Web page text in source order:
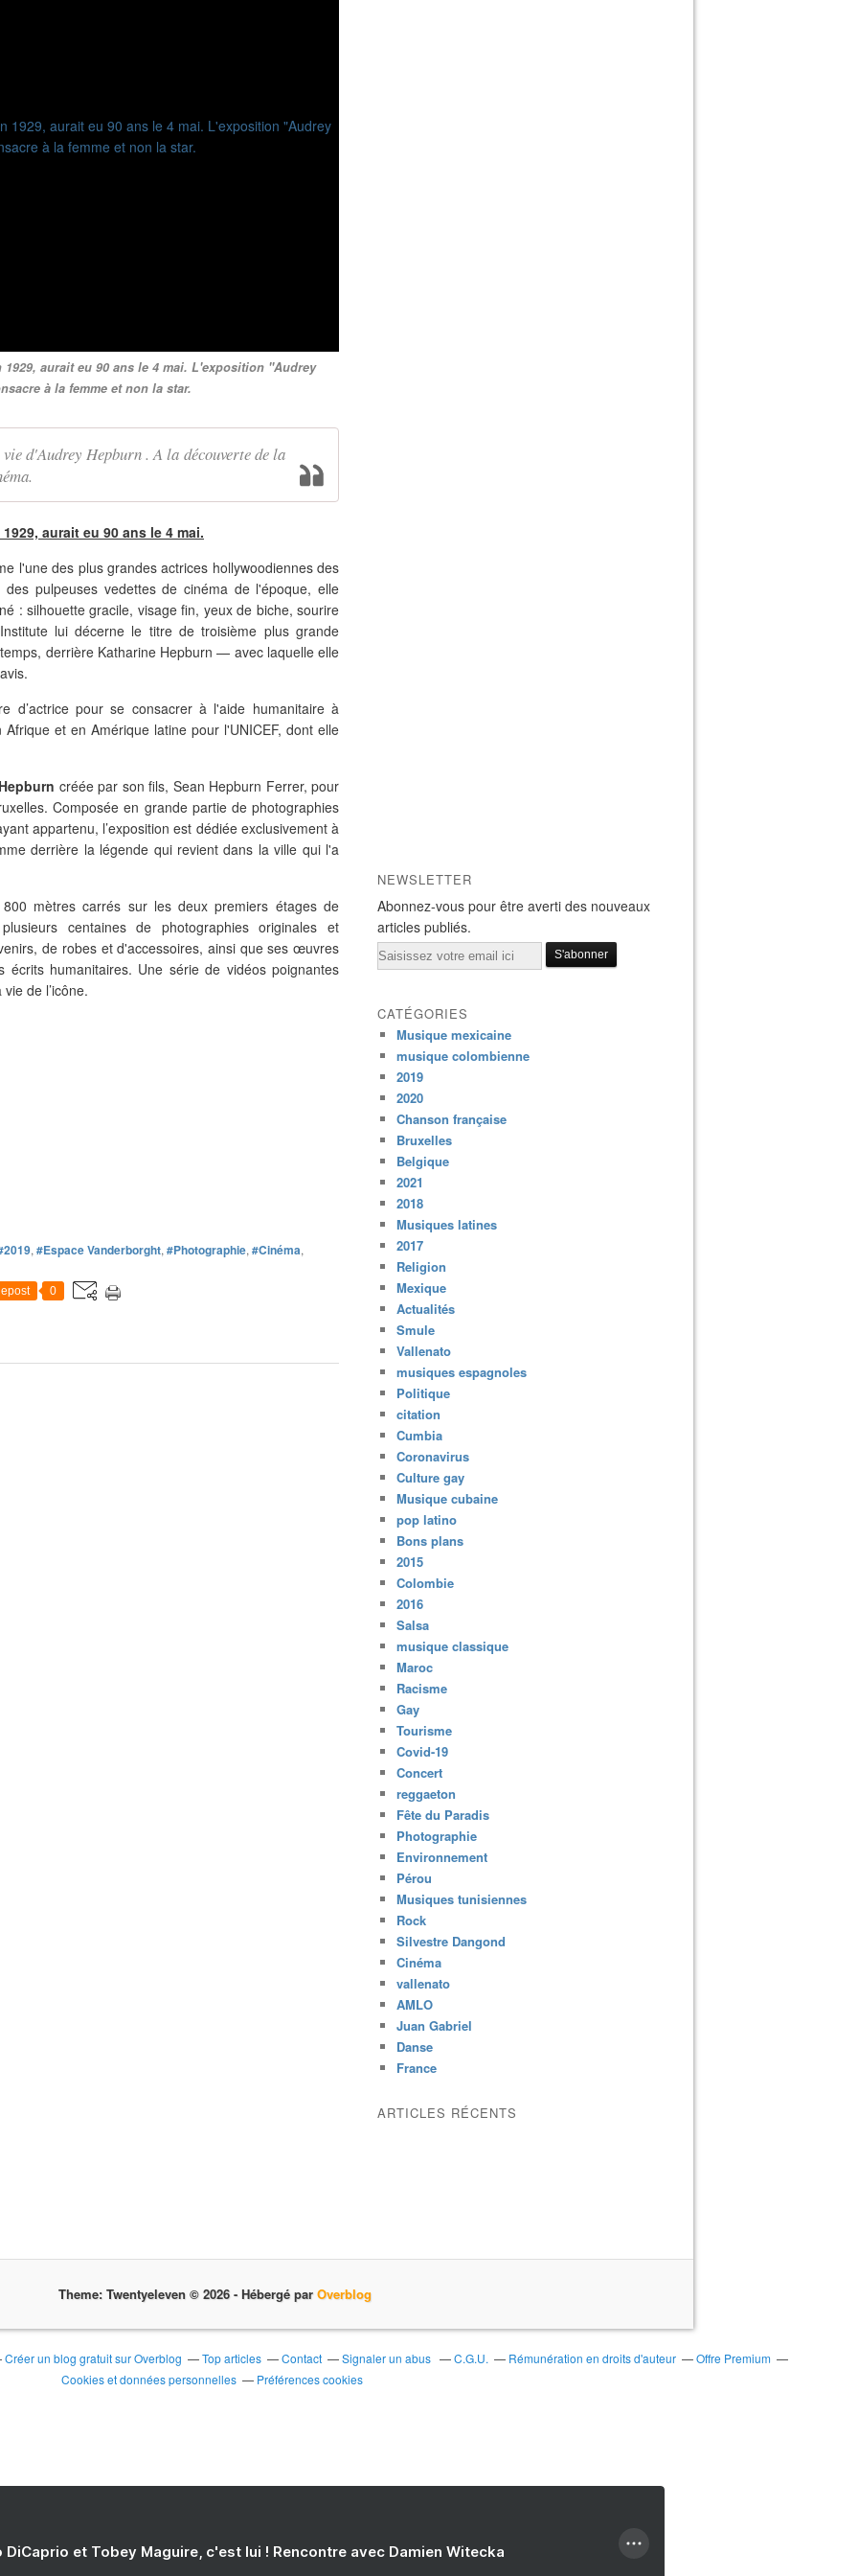
aurait eu 90 ans le 4 mai. L'exposition "Audrey
à la femme et non la star.
d'Audrey Hepburn . A la découverte de la
aurait eu 90 ans le 4 mai.
l'une des plus grandes actrices hollywoodiennes des
pulpeuses vedettes de cinéma de l'époque, elle
: silhouette gracile, visage fin, yeux de biche, sourire
lui décerne le titre de troisième plus grande
derrière Katharine Hepburn — avec laquelle elle
d’actrice pour se consacrer à l'aide humanitaire à
et en Amérique latine pour l'UNICEF, dont elle
créée par son fils, Sean Hepburn Ferrer, pour
Composée en grande partie de photographies
appartenu, l’exposition est dédiée exclusivement à
derrière la légende qui revient dans la ville qui l'a
mètres carrés sur les deux premiers étages de
centaines de photographies originales et
de robes et d'accessoires, ainsi que ses œuvres
humanitaires. Une série de vidéos poignantes
de l’icône.
, #Espace Vanderborght, #Photographie, #Cinéma,
0
NEWSLETTER
Abonnez-vous pour être averti des nouveaux
articles publiés.
Email
CATÉGORIES
Musique mexicaine
musique colombienne
2019
2020
Chanson française
Bruxelles
Belgique
2021
2018
Musiques latines
2017
Religion
Mexique
Actualités
Smule
Vallenato
musiques espagnoles
Politique
citation
Cumbia
Coronavirus
Culture gay
Musique cubaine
pop latino
Bons plans
2015
Colombie
2016
Salsa
musique classique
Maroc
Racisme
Gay
Tourisme
Covid-19
Concert
reggaeton
Fête du Paradis
Photographie
Environnement
Pérou
Musiques tunisiennes
Rock
Silvestre Dangond
Cinéma
vallenato
AMLO
Juan Gabriel
Danse
France
ARTICLES RÉCENTS
Theme: Twentyeleven © 2026 - Hébergé par Overblog
Créer un blog gratuit sur Overblog Top articles Contact Signaler un abus C.G.U. Rémunération en droits d'auteur
Offre Premium
Cookies et données personnelles
Préférences cookies
DiCaprio et Tobey Maguire, c'est lui ! Rencontre avec Damien Witecka